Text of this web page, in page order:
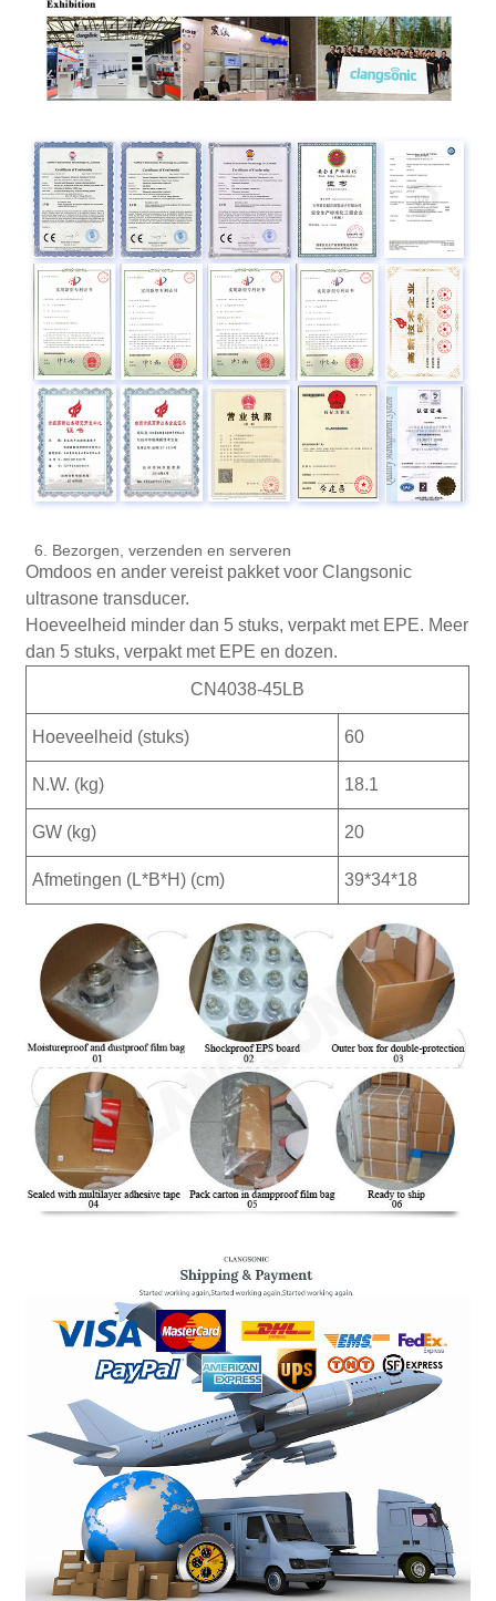
6. Bezorgen, verzenden en serveren
Omdoos en ander vereist pakket voor Clangsonic
ultrasone transducer.
Hoeveelheid minder dan 5 stuks, verpakt met EPE. Meer
dan 5 stuks, verpakt met EPE en dozen.
CN4038-45LB
Hoeveelheid (stuks) 60
N.W. (kg) 18.1
GW (kg) 20
Afmetingen (L*B*H) (cm) 39*34*18